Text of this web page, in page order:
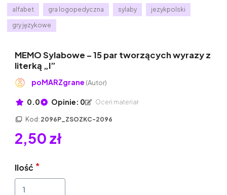
alfabet gra logopedyczna sylaby jezykpolski
gry językowe
MEMO Sylabowe – 15 par tworzących wyrazy z
literką „I”
poMARZgrane (Autor)
0.0 Opinie: 0 Oceń materiał
Kod: 2096P_ZSOZKC-2096
2,50 zł
Ilość